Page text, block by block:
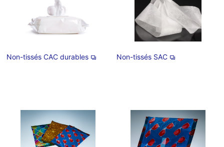
Non-tissés CAC durables Non-tissés SAC